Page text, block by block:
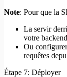
Note: Pour que la
La servir
votre
Ou
requêtes
Étape 7: Déployer